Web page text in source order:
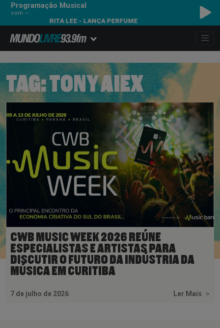
Programação Musical
com ---
RITA LEE - LANÇA PERFUME
TAG:TONY AIEX
CWB MUSIC WEEK 2026 REÚNE
ESPECIALISTAS E ARTISTAS PARA
DISCUTIR O FUTURO DA INDÚSTRIA DA
MÚSICA EM CURITIBA
7 de julho de 2026 Ler Mais >